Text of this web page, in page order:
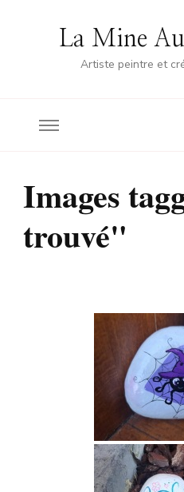
La Mine
Artiste peintre et
Images
trouvé"